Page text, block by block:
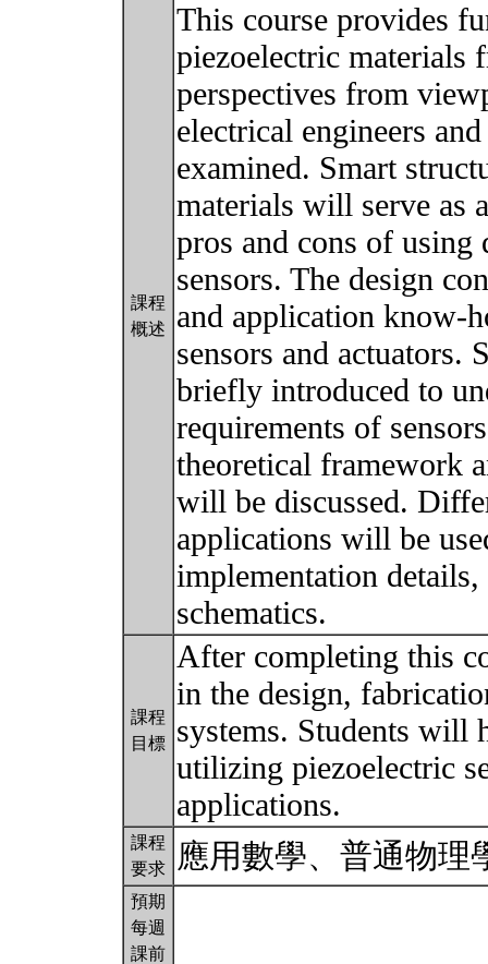
課程
概述
This course provides
piezoelectric materials
perspectives from
electrical engineers
examined. Smart
materials will serve as
pros and cons of using
sensors. The design
and application know-
sensors and
briefly introduced to
requirements of
theoretical framework
will be discussed.
applications will be
implementation
schematics.
課程
目標
After completing this
in the design,
systems. Students will
utilizing piezoelectric
applications.
課程
要求
應用數學、普通物理
預期
每週
課前